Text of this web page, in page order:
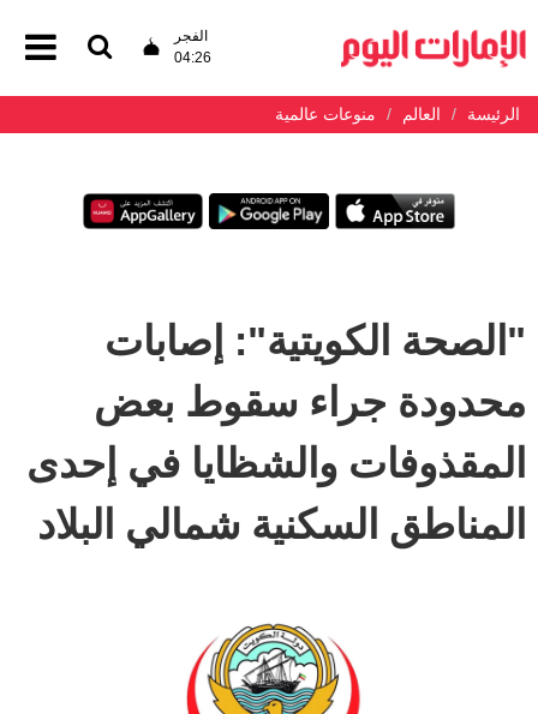
الفجر
04:26
الرئيسة العالم منوعات عالمية
"الصحة الكويتية": إصابات
محدودة جراء سقوط بعض
المقذوفات والشظايا في إحدى
المناطق السكنية شمالي البلاد